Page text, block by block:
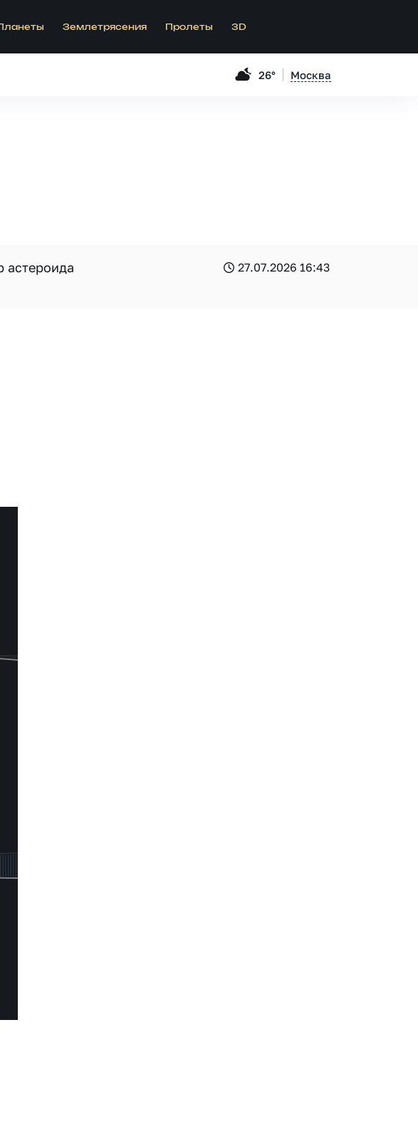
Землетрясения Пролеты 3D
26° Москва
астероида
27.07.2026 16:43